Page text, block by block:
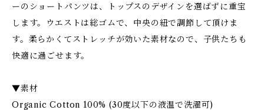
ーのショートパンツは、トップスのデザインを選ばずに重宝
します。ウエストは総ゴムで、中央の紐で調節して頂けま
す。柔らかくてストレッチが効いた素材なので、子供たちも
快適に過ごせます。
▼素材
Organic Cotton 100% (30度以下の液温で洗濯可)